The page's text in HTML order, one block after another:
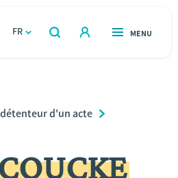
FR
OUVERT
RECHERCHER
OUVERT
MENU
d'un acte